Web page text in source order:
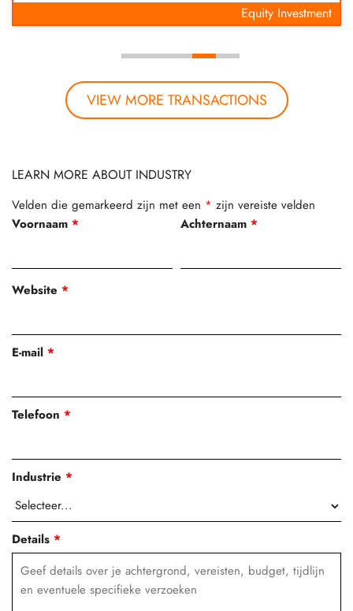
Corporate Advisory
VIEW MORE TRANSACTIONS
LEARN MORE ABOUT INDUSTRY
Velden die gemarkeerd zijn met een * zijn vereiste velden
Voornaam * Achternaam *
Website *
E-mail *
Telefoon *
Industrie *
Details *